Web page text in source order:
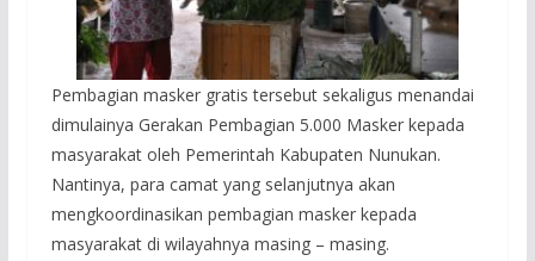
Pembagian masker gratis tersebut sekaligus menandai
dimulainya Gerakan Pembagian 5.000 Masker kepada
masyarakat oleh Pemerintah Kabupaten Nunukan.
Nantinya, para camat yang selanjutnya akan
mengkoordinasikan pembagian masker kepada
masyarakat di wilayahnya masing – masing.